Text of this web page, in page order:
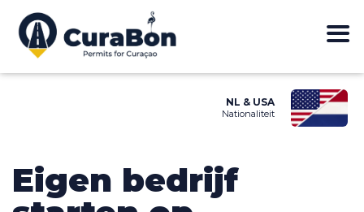
NL & USA
Nationaliteit
Eigen bedrijf